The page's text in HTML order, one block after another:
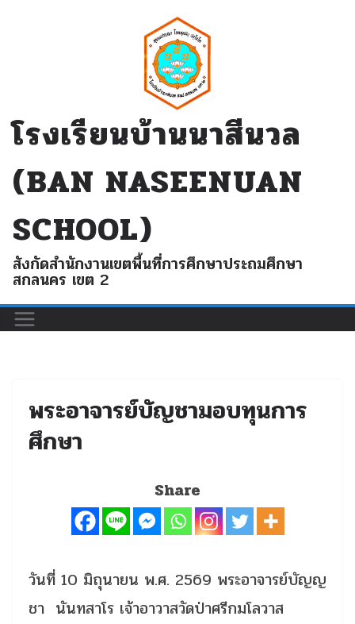
โรงเรียนบ้านนาสีนวล
(BAN NASEENUAN
SCHOOL)
สังกัดสำนักงานเขตพื้นที่การศึกษาประถมศึกษา
สกลนคร เขต 2
พระอาจารย์บัญชามอบทุนการ
ศึกษา
Share
วันที่ 10 มิถุนายน พ.ศ. 2569 พระอาจารย์บัญญ
ชา นันทสาโร เจ้าอาวาสวัดป่าศรีกมโลวาส